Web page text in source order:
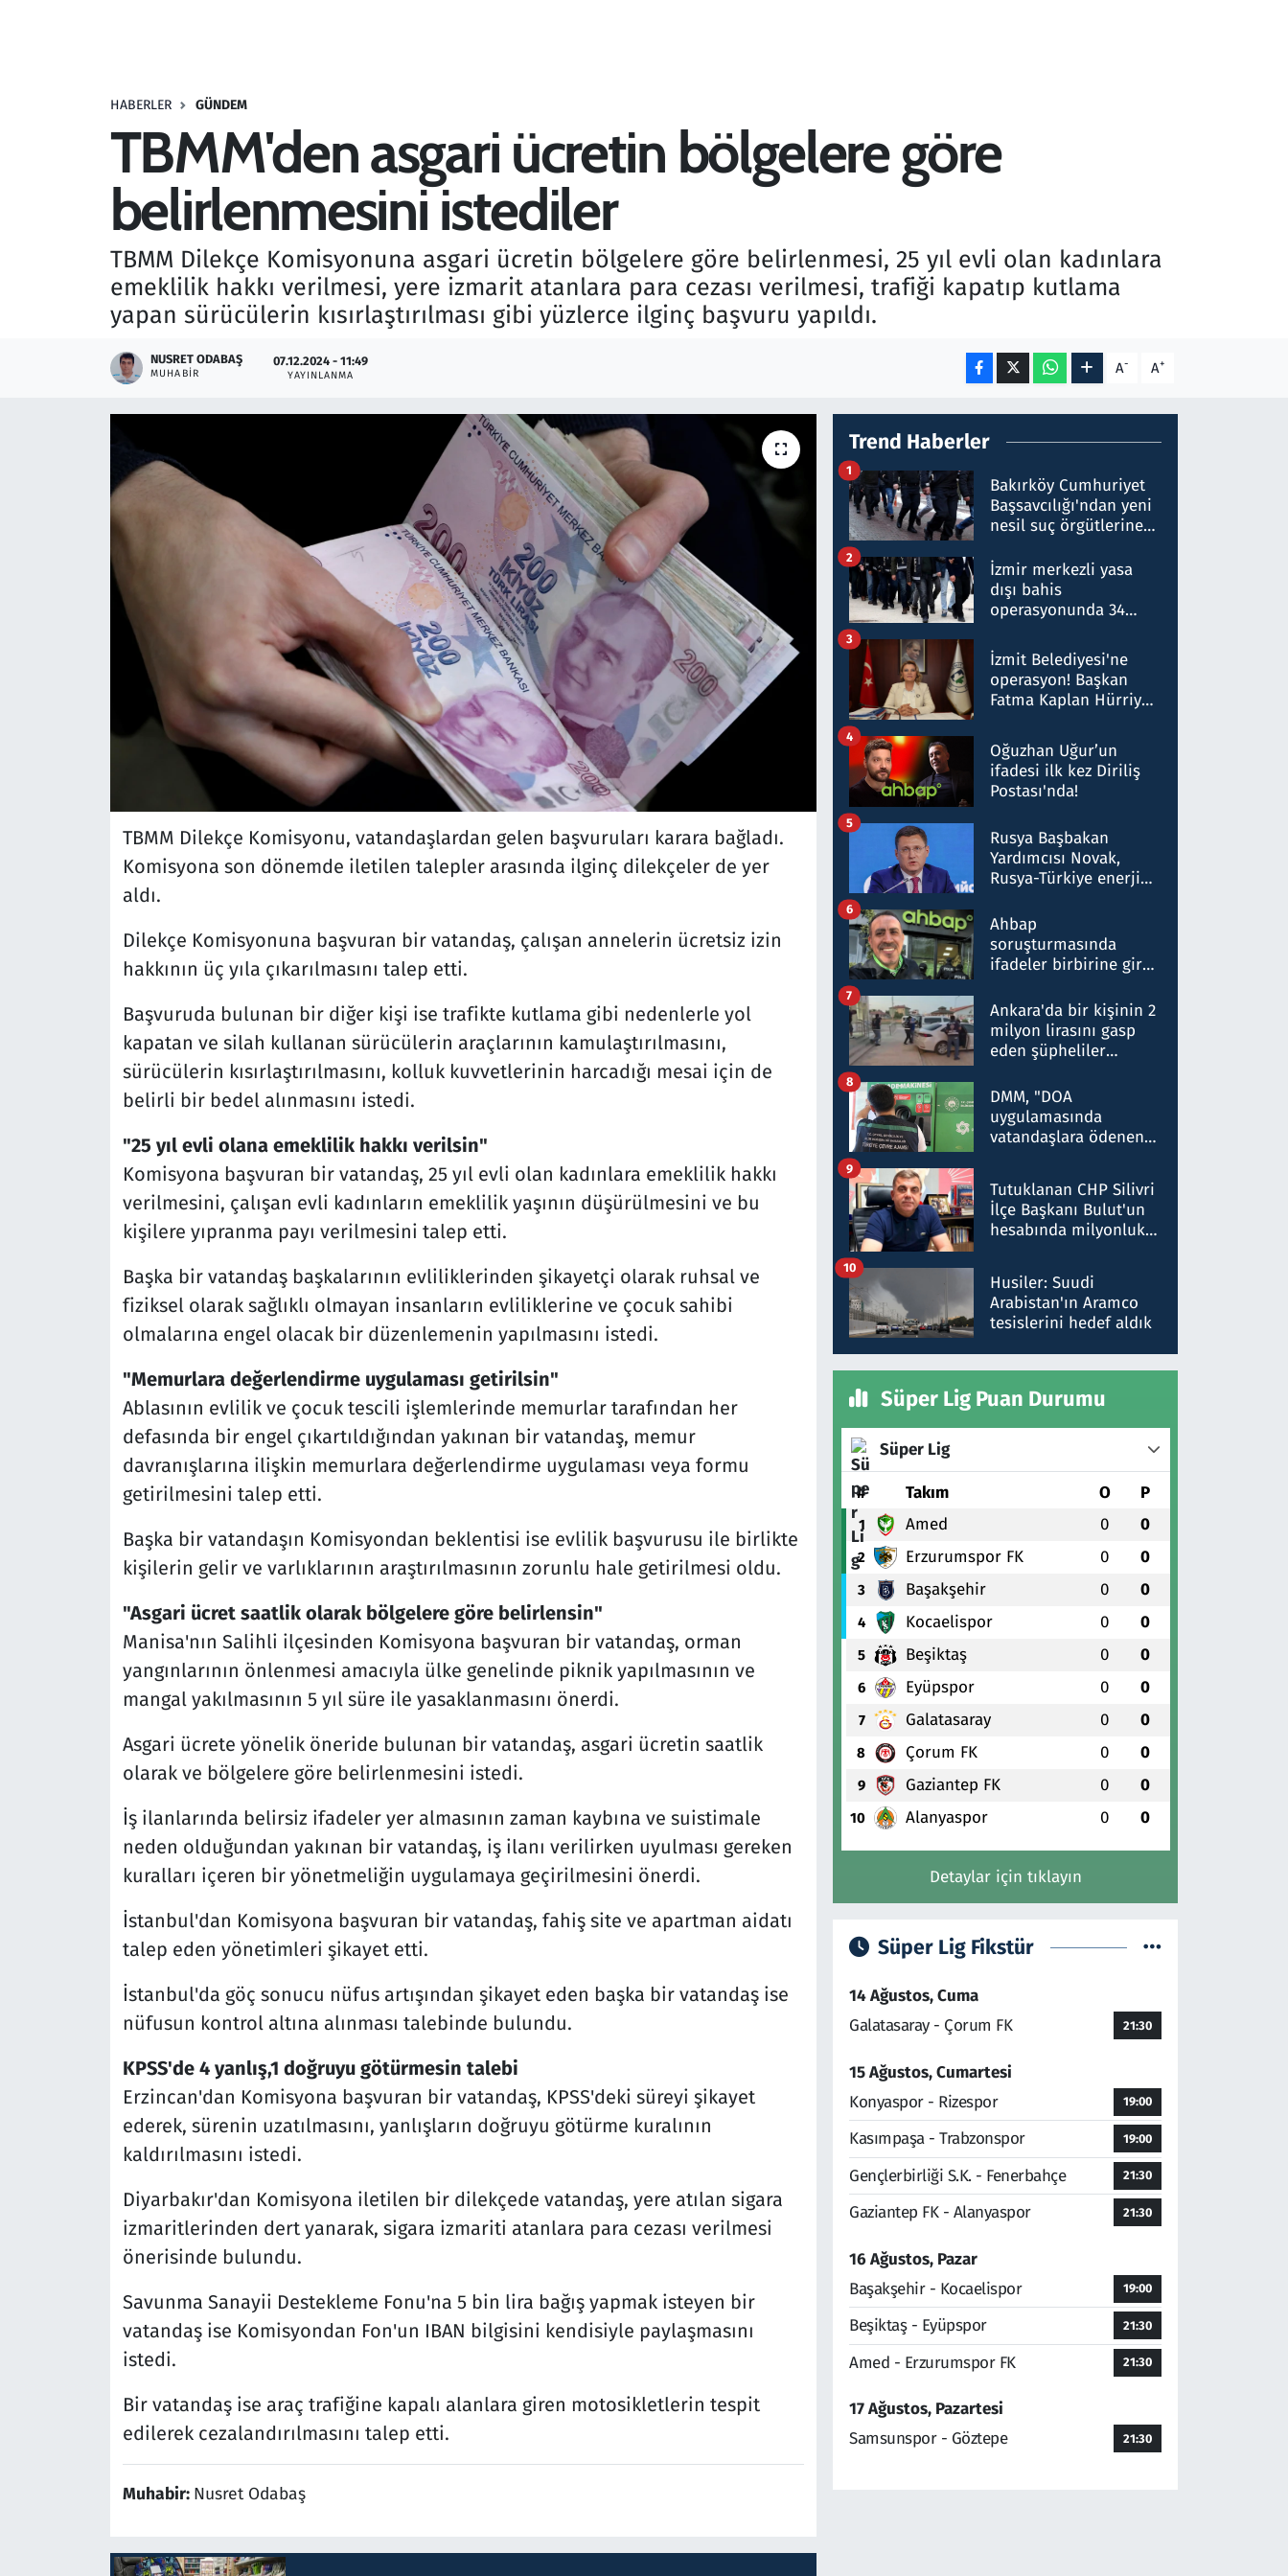
HABERLER GÜNDEM
TBMM'den asgari ücretin bölgelere göre
belirlenmesini istediler
TBMM Dilekçe Komisyonuna asgari ücretin bölgelere göre belirlenmesi, 25 yıl evli olan kadınlara
emeklilik hakkı verilmesi, yere izmarit atanlara para cezası verilmesi, trafiği kapatıp kutlama
yapan sürücülerin kısırlaştırılması gibi yüzlerce ilginç başvuru yapıldı.
NUSRET ODABAŞ
MUHABIR
07.12.2024 - 11:49
YAYINLANMA A- A+
TBMM Dilekçe Komisyonu, vatandaşlardan gelen başvuruları karara bağladı.
Komisyona son dönemde iletilen talepler arasında ilginç dilekçeler de yer
aldı.
Dilekçe Komisyonuna başvuran bir vatandaş, çalışan annelerin ücretsiz izin
hakkının üç yıla çıkarılmasını talep etti.
Başvuruda bulunan bir diğer kişi ise trafikte kutlama gibi nedenlerle yol
kapatan ve silah kullanan sürücülerin araçlarının kamulaştırılmasını,
sürücülerin kısırlaştırılmasını, kolluk kuvvetlerinin harcadığı mesai için de
belirli bir bedel alınmasını istedi.
"25 yıl evli olana emeklilik hakkı verilsin"
Komisyona başvuran bir vatandaş, 25 yıl evli olan kadınlara emeklilik hakkı
verilmesini, çalışan evli kadınların emeklilik yaşının düşürülmesini ve bu
kişilere yıpranma payı verilmesini talep etti.
Başka bir vatandaş başkalarının evliliklerinden şikayetçi olarak ruhsal ve
fiziksel olarak sağlıklı olmayan insanların evliliklerine ve çocuk sahibi
olmalarına engel olacak bir düzenlemenin yapılmasını istedi.
"Memurlara değerlendirme uygulaması getirilsin"
Ablasının evlilik ve çocuk tescili işlemlerinde memurlar tarafından her
defasında bir engel çıkartıldığından yakınan bir vatandaş, memur
davranışlarına ilişkin memurlara değerlendirme uygulaması veya formu
getirilmesini talep etti.
Başka bir vatandaşın Komisyondan beklentisi ise evlilik başvurusu ile birlikte
kişilerin gelir ve varlıklarının araştırılmasının zorunlu hale getirilmesi oldu.
"Asgari ücret saatlik olarak bölgelere göre belirlensin"
Manisa'nın Salihli ilçesinden Komisyona başvuran bir vatandaş, orman
yangınlarının önlenmesi amacıyla ülke genelinde piknik yapılmasının ve
mangal yakılmasının 5 yıl süre ile yasaklanmasını önerdi.
Asgari ücrete yönelik öneride bulunan bir vatandaş, asgari ücretin saatlik
olarak ve bölgelere göre belirlenmesini istedi.
İş ilanlarında belirsiz ifadeler yer almasının zaman kaybına ve suistimale
neden olduğundan yakınan bir vatandaş, iş ilanı verilirken uyulması gereken
kuralları içeren bir yönetmeliğin uygulamaya geçirilmesini önerdi.
İstanbul'dan Komisyona başvuran bir vatandaş, fahiş site ve apartman aidatı
talep eden yönetimleri şikayet etti.
İstanbul'da göç sonucu nüfus artışından şikayet eden başka bir vatandaş ise
nüfusun kontrol altına alınması talebinde bulundu.
KPSS'de 4 yanlış,1 doğruyu götürmesin talebi
Erzincan'dan Komisyona başvuran bir vatandaş, KPSS'deki süreyi şikayet
ederek, sürenin uzatılmasını, yanlışların doğruyu götürme kuralının
kaldırılmasını istedi.
Diyarbakır'dan Komisyona iletilen bir dilekçede vatandaş, yere atılan sigara
izmaritlerinden dert yanarak, sigara izmariti atanlara para cezası verilmesi
önerisinde bulundu.
Savunma Sanayii Destekleme Fonu'na 5 bin lira bağış yapmak isteyen bir
vatandaş ise Komisyondan Fon'un IBAN bilgisini kendisiyle paylaşmasını
istedi.
Bir vatandaş ise araç trafiğine kapalı alanlara giren motosikletlerin tespit
edilerek cezalandırılmasını talep etti.
Muhabir: Nusret Odabaş
Trend Haberler
Bakırköy Cumhuriyet
Başsavcılığı'ndan yeni
nesil suç örgütlerine
hakkında gözaltı kararı
1
İzmir merkezli yasa
dışı bahis
operasyonunda 34
Milyar liralık para
trafiği tespit edildi
2
İzmit Belediyesi'ne
operasyon! Başkan
Fatma Kaplan Hürriyet
3
Oğuzhan Uğur’un
ifadesi ilk kez Diriliş
Postası'nda!
4
Rusya Başbakan
Yardımcısı Novak,
Rusya-Türkiye enerji
nitelikte olduğunu
belirtti
5
Ahbap
soruşturmasında
ifadeler birbirine girdi:
ifadelerinden ortaya
çıkan tablo şok etti
6
Ankara'da bir kişinin 2
milyon lirasını gasp
eden şüpheliler
7
DMM, "DOA
uygulamasında
vatandaşlara ödenen
düşürüldüğü" iddiasını
yalanladı
8
Tutuklanan CHP Silivri
İlçe Başkanı Bulut'un
hesabında milyonluk
talimat verdi, ben
gönderdim
9
Husiler: Suudi
Arabistan'ın Aramco
tesislerini hedef aldık
10
Süper Lig Puan Durumu
Süper Lig
# Takım O P
1 Amed 0 0
2 Erzurumspor FK 0 0
3 Başakşehir 0 0
4 Kocaelispor 0 0
5 Beşiktaş 0 0
6 Eyüpspor 0 0
7 Galatasaray 0 0
8 Çorum FK 0 0
9 Gaziantep FK 0 0
10 Alanyaspor 0 0
Detaylar için tıklayın
Süper Lig Fikstür
14 Ağustos, Cuma
Galatasaray - Çorum FK
21:30
15 Ağustos, Cumartesi
Konyaspor - Rizespor
19:00
Kasımpaşa - Trabzonspor 19:00
Gençlerbirliği S.K. - Fenerbahçe 21:30
Gaziantep FK - Alanyaspor 21:30
16 Ağustos, Pazar
Başakşehir - Kocaelispor
19:00
Beşiktaş - Eyüpspor 21:30
Amed - Erzurumspor FK 21:30
17 Ağustos, Pazartesi
Samsunspor - Göztepe
21:30
Savunma Sanayi
Televizyon